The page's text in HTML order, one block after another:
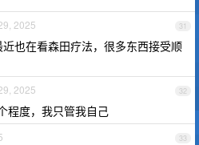
31
2025
也在看森田疗法，很多东西接受顺
32
2025
程度，我只管我自己
33